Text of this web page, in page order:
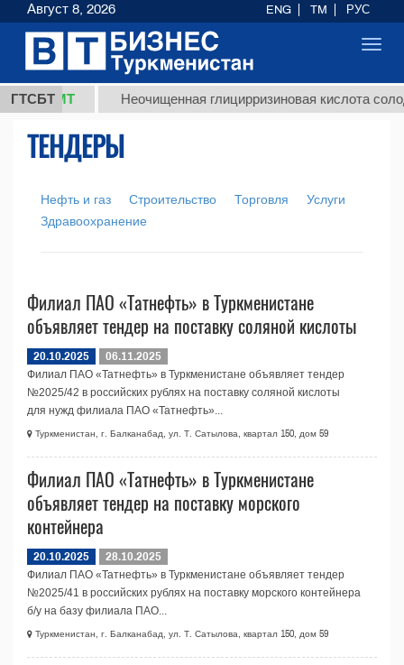
ГТСБТ
37,8 ТМТ Неочищенная глицирризиновая кислота
ТЕНДЕРЫ
Нефть и газ Строительство Торговля
Услуги
Здравоохранение
Филиал ПАО «Татнефть» в Туркменистане
объявляет тендер на поставку соляной кислоты
20.10.2025
06.11.2025
Филиал ПАО «Татнефть» в Туркменистане объявляет тендер
№2025/42 в российских рублях на поставку соляной кислоты
для нужд филиала ПAO «Татнефть»...
Туркменистан, г. Балканабад, ул. Т. Сатылова, квартал 150, дом 59
Филиал ПАО «Татнефть» в Туркменистане
объявляет тендер на поставку морского
контейнера
20.10.2025
28.10.2025
Филиал ПАО «Татнефть» в Туркменистане объявляет тендер
№2025/41 в российских рублях на поставку морского контейнера
б/у на базу филиала ПAO...
Туркменистан, г. Балканабад, ул. Т. Сатылова, квартал 150, дом 59
Август 8, 2026 ENG TM РУС